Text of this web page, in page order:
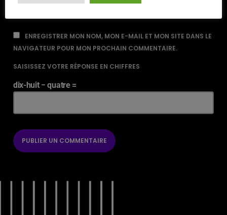
ENREGISTRER MON NOM, MON E-MAIL ET MON SITE DANS LE
NAVIGATEUR POUR MON PROCHAIN COMMENTAIRE.
SAISISSEZ VOTRE RÉPONSE EN CHIFFRES
dix-huit − quatre =